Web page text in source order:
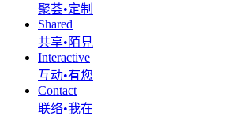
聚荟•定制
Shared
共享•陌見
Interactive
互动•有您
Contact
联络•我在